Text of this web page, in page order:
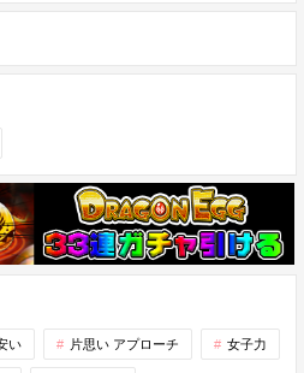
い 片思い アプローチ 女子力